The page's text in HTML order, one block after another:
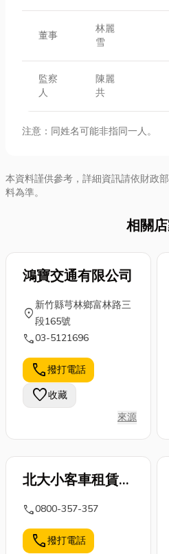
董事
林麗
雪
監察
人
陳麗
共
注意：同姓名可能非指同一人。
本資料謹供參考，詳細資訊請依財政
料為準。
相關
鴻寶交通有限公司
location_on
新竹縣芎林鄉富林路三
段165號
call03-5121696
call撥打電話
favorite收藏
來源
北大小客車租賃有
call0800-357-357
call撥打電話